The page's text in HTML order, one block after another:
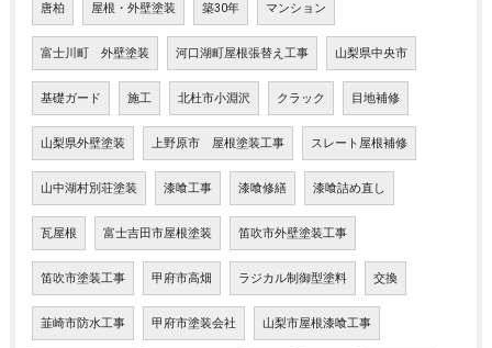
唐柏 屋根・外壁塗装 築30年 マンション
富士川町 外壁塗装 河口湖町屋根張替え工事 山梨県中央市
基礎ガード 施工 北杜市小淵沢 クラック 目地補修
山梨県外壁塗装 上野原市 屋根塗装工事 スレート屋根補修
山中湖村別荘塗装 漆喰工事 漆喰修繕 漆喰詰め直し
瓦屋根 富士吉田市屋根塗装 笛吹市外壁塗装工事
笛吹市塗装工事 甲府市高畑 ラジカル制御型塗料 交換
韮崎市防水工事 甲府市塗装会社 山梨市屋根漆喰工事